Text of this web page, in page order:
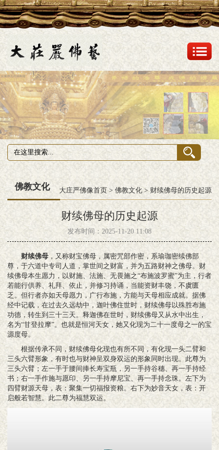
佛教文化 大庄严佛像首页 > 佛教文化 >财续佛母的历史起源
财续佛母的历史起源
发布时间：2025-11-20 11:08
财续佛母 ，又称财宝佛母，属密咒部作密，系瑜珈密续佛部
尊，于六道中专司人道，掌世间之财富，并为五路财神之佛母。财
续佛母本生愿力，以财施、法施、无畏施之“布施波罗蜜”为主，行者
若能行供养、礼拜、依止，并修习持诵，当能资财丰饶，不虞匮
乏。但行者亦如天母愿力，广行布施，方能与天母相应成就。据佛
经中记载，在过去久远劫中，迦叶佛住世时，财续佛母以殊胜布施
功德，转生到三十三天。释迦佛在世时，财续佛母又从水中出生，
名为“甘登拉摩”。也就是恒河天女，她又化现为二十一度母之一的宝
源度母。
根据传承不同，财续佛母化现也有所不同，有化现一头二臂和
三头六臂形象，有时也与财神呈双身双运的形象同时出现。此尊为
三头六臂；左一手于腰间捧长寿宝瓶，另一手持谷穗、再一手持经
书；右一手作施与愿印、另一手持摩尼宝、再一手持念珠。左下为
四臂财源天母，表：聚集一切福报资粮。右下为妙音天女，表：开
启般若智慧。此二尊为福慧双运。